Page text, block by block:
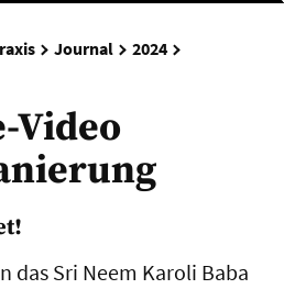
Journal 2024
Video
das Sri Neem Karoli Baba